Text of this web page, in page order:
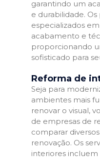
garantindo um
e durabilidade. Os
especializados
acabamento e
proporcionando
sofisticado para
Reforma de
Seja para
ambientes mais
renovar o visual,
de empresas de
comparar
renovação. Os
interiores